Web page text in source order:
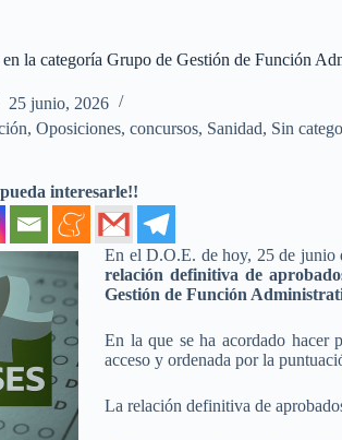
la categoría Grupo de Gestión de Función
25 junio, 2026
, Oposiciones, concursos, Sanidad, Sin
interesarle!!
En el D.O.E. de hoy, 25 de junio
relación definitiva de
Gestión de Función
En la que se ha acordado hacer
acceso y ordenada por la
La relación definitiva de